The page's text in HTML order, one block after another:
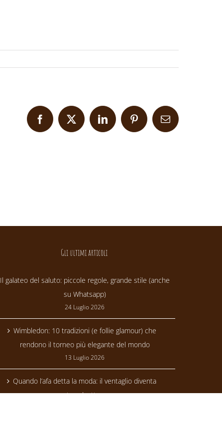
Facebook
X LinkedInPinterestEmail
Gli ultimi articoli
Il galateo del saluto: piccole regole, grande stile (anche
su Whatsapp)
24 Luglio 2026
Wimbledon: 10 tradizioni (e follie glamour) che
rendono il torneo più elegante del mondo
13 Luglio 2026
Quando l’afa detta la moda: il ventaglio diventa
trendsetter